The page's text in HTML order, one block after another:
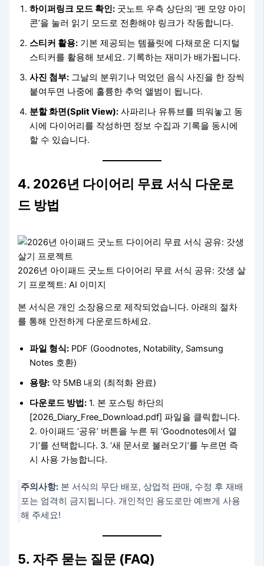
하이퍼링크 모드 확인: 굿노트 우측 상단의 ‘펜 모양 아이
콘’을 눌러 읽기 모드로 전환해야 링크가 작동합니다.
스티커 활용: 기본 제공되는 템플릿에 다채로운 디지털
스티커를 활용해 보세요. 기록하는 재미가 배가됩니다.
사진 첨부: 그날의 분위기나 먹었던 음식 사진을 한 장씩
붙여두면 나중에 훌륭한 추억 앨범이 됩니다.
분할 화면(Split View): 사파리나 유튜브를 띄워놓고 동
시에 다이어리를 작성하면 정보 수집과 기록을 동시에
할 수 있습니다.
4. 2026년 다이어리 무료 서식 다운로
드 방법
2026년 아이패드 굿노트 다이어리 무료 서식 공유: 갓생 살
기 프로젝트: AI 이미지
본 서식은 개인 소장용으로 제작되었습니다. 아래의 절차
를 통해 안전하게 다운로드하세요.
파일 형식: PDF (Goodnotes, Notability, Samsung
Notes 호환)
용량: 약 5MB 내외 (최적화 완료)
다운로드 방법: 1. 본 포스팅 하단의
[2026_Diary_Free_Download.pdf] 파일을 클릭합니다.
2. 아이패드 ‘공유’ 버튼을 누른 뒤 ‘Goodnotes에서 열
기’를 선택합니다. 3. ‘새 문서로 불러오기’를 누르면 즉
시 사용 가능합니다.
주의사항: 본 서식의 무단 배포, 상업적 판매, 수정 후 재배
포는 엄격히 금지됩니다. 개인적인 용도로만 예쁘게 사용
해 주세요!
5. 자주 묻는 질문 (FAQ)